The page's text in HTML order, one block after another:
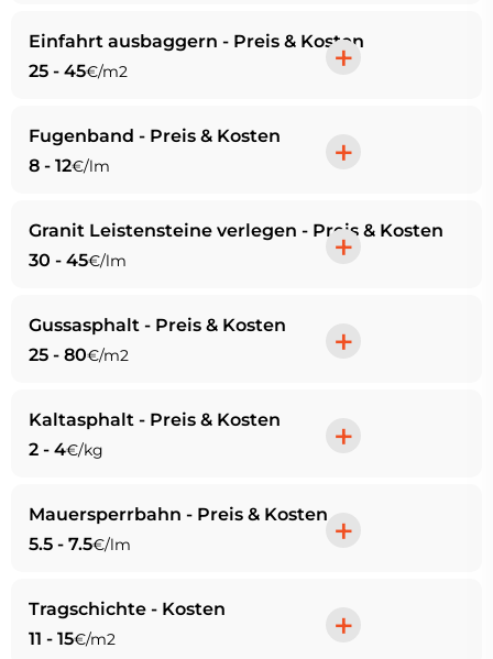
Einfahrt ausbaggern - Preis & Kosten
25 - 45€/m2 +
Fugenband - Preis & Kosten
8 - 12€/lm +
Granit Leistensteine verlegen - Preis & Kosten
30 - 45€/lm +
Gussasphalt - Preis & Kosten
25 - 80€/m2 +
Kaltasphalt - Preis & Kosten
2 - 4€/kg +
Mauersperrbahn - Preis & Kosten
5.5 - 7.5€/lm +
Tragschichte - Kosten
11 - 15€/m2 +